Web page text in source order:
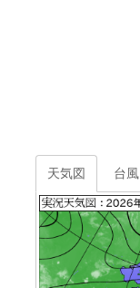
30 30 30
0 0
92 91 89 89
東北
東
東北
東
東北
東
東
天気図 台風